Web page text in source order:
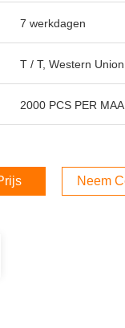
7 werkdagen
T / T, Western Union
2000 PCS PER
Neem